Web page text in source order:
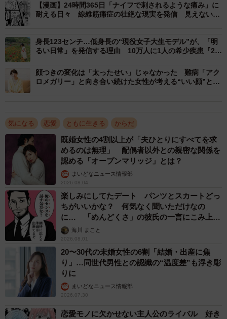
う」という”せっかく良いご縁があったのにその関係を失う
リスクを避けたい”と考えるのは自然なことです。また、病
気について説明しても、正しく理解してもらえないのでは
ないか、あるいは過剰に心配されたり、腫れ物に触るよう
自己評価とスティグマ（社会的な偏見・差別）
双極症は病気であり、健康な人々とは異なる状態であると
いう自己認識が、「自分は普通ではない」「相手に負担を
かけるのではないか」という感情に繋がり、カミングアウ
トを躊躇させる要因となることがあります。
また、精神疾患には未だにスティグマ（社会的な偏見や差
別的な見方）が存在します。カミングアウトすることで、
相手から「病気の人」というレッテルを貼られることへの
抵抗感や、将来的な関係性や社会生活に影響を及ぼすこと
相手への配慮
相手を大切に思う気持ちがあるからこそ、自身の病気につ
いてカミングアウトすることで、余計な心配や負担をかけ
【漫画】24時間365日「ナイフで刺されるような痛み」に
耐える日々 線維筋痛症の壮絶な現実を発信 見えない苦
身長123センチ…低身長の“現役女子大生モデル”が、「明
るい日常」を発信する理由 10万人に1人の希少疾患『2型
顔つきの変化は「太ったせい」じゃなかった 難病「アク
ロメガリー」と向き合い続けた女性が考える“いい顔”と
気になる 恋愛 ともに生きる からだ
既婚女性の4割以上が「夫ひとりにすべてを求
めるのは無理」 配偶者以外との親密な関係を
認める「オープンマリッジ」とは？
まいどなニュース情報部
2026.08.04
楽しみにしてたデート パンツとスカートどっ
ちがいいかな？ 何気なく聞いただけなの
に… 「めんどくさ」の彼氏の一言にこみ上げ
る寂しさ【漫画】
海川 まこと
2026.08.01
20〜30代の未婚女性の6割「結婚・出産に焦
り」…同世代男性との認識の“温度差”も浮き彫
りに
まいどなニュース情報部
2026.07.30
恋愛モノに欠かせない主人公のライバル 好き